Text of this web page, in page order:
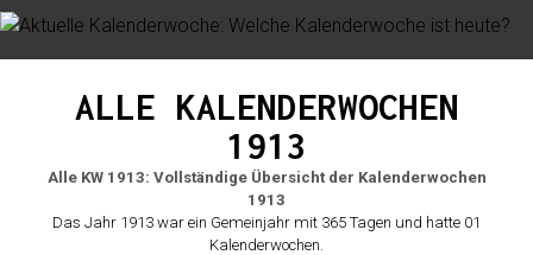
ALLE KALENDERWOCHEN
1913
Alle KW 1913: Vollständige Übersicht der Kalenderwochen
1913
Das Jahr 1913 war ein Gemeinjahr mit 365 Tagen und hatte 01
Kalenderwochen.